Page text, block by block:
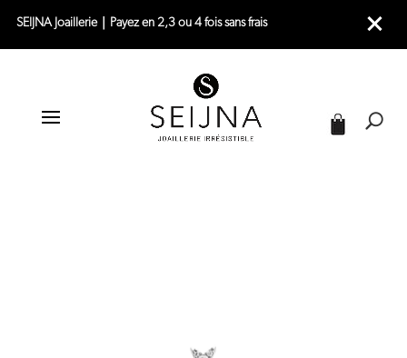
SEIJNA Joaillerie｜Payez en 2,3 ou 4 fois sans frais
JOAILLERIE | PIERCINGS |